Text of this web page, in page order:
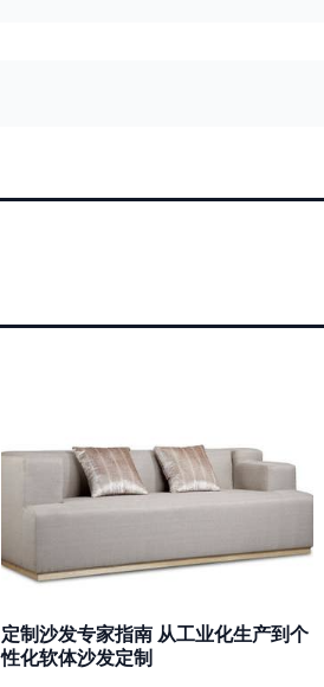
定制沙发专家指南 从工业化生产到个
性化软体沙发定制